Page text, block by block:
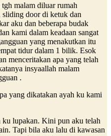
malam diluar rumah
door di ketuk dan
aku dan beberapa budak
kami dalam keadaan sangat
yang menakutkan itu
tidur dalam 1 bilik. Esok
menceritakan apa yang telah
insyaallah malam
.
yang dikatakan ayah ku kami
ku lupakan. Kini pun aku telah
Tapi bila aku lalu di kawasan